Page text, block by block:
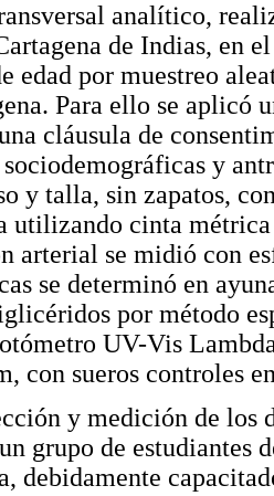
analítico,
de Indias, en
edad por muestreo
Para ello se aplicó
cláusula de
y
y talla, sin zapatos,
utilizando cinta
arterial se midió con
se determinó en
por método
UV-Vis
con sueros controles
y medición de los
grupo de estudiantes
debidamente